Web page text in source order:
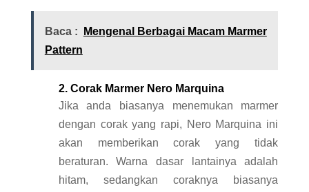
Baca :
Mengenal Berbagai Macam Marmer
Pattern
2. Corak Marmer Nero Marquina
Jika anda biasanya menemukan marmer
dengan corak yang rapi, Nero Marquina ini
akan memberikan corak yang tidak
beraturan. Warna dasar lantainya adalah
hitam, sedangkan coraknya biasanya